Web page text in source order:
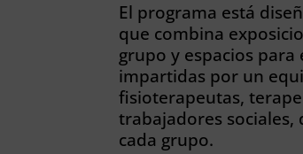
El programa está
que combina
grupo y espacios para
impartidas por un
fisioterapeutas,
trabajadores sociales,
cada grupo.